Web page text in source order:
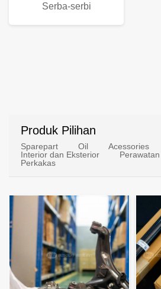
Serba-serbi
Produk Pilihan
Sparepart Oil Acessories
Interior dan Eksterior
Perkakas